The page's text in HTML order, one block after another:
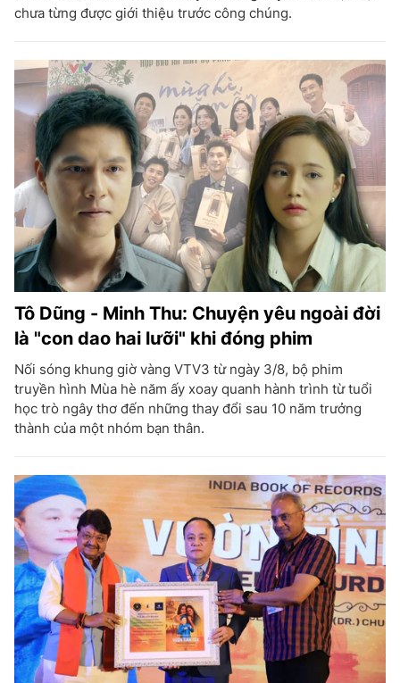
chưa từng được giới thiệu trước công chúng.
Tô Dũng - Minh Thu: Chuyện yêu ngoài đời
là "con dao hai lưỡi" khi đóng phim
Nối sóng khung giờ vàng VTV3 từ ngày 3/8, bộ phim
truyền hình Mùa hè năm ấy xoay quanh hành trình từ tuổi
học trò ngây thơ đến những thay đổi sau 10 năm trưởng
thành của một nhóm bạn thân.